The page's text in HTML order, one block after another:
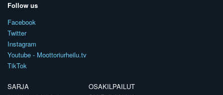
Follow us
Facebook
Twitter
Instagram
Youtube - Moottoriurheilu.tv
TikTok
SARJA
OSAKILPAILUT